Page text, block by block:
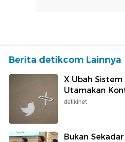
Berita detikcom Lainnya
X Ubah
Utamakan
detikInet
Bukan